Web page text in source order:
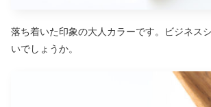
落ち着いた印象の大人カラーです。ビジネス
いでしょうか。